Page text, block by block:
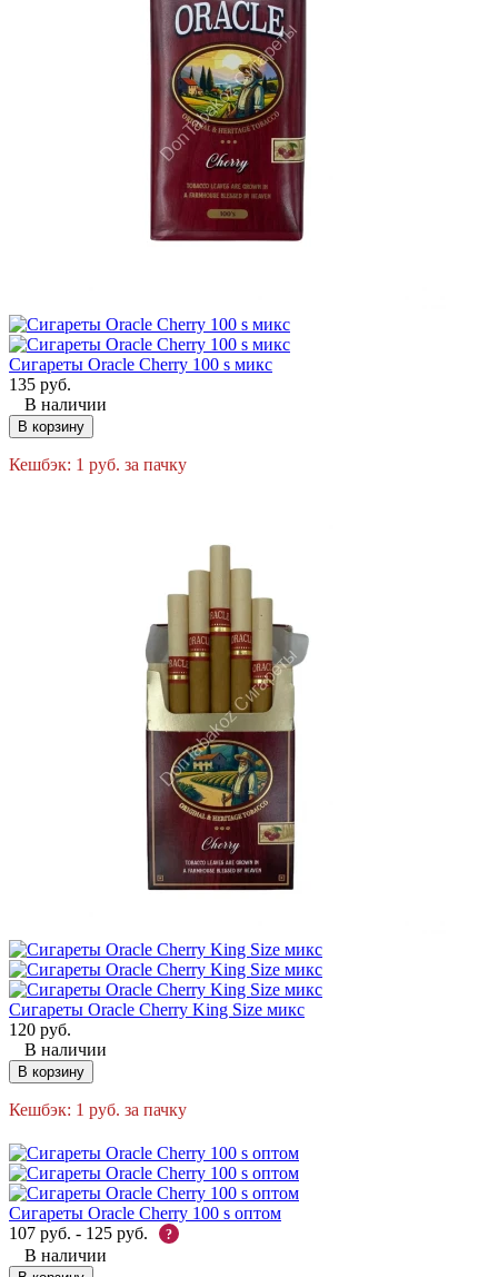
Сигареты Oracle Cherry 100 s микс
135 руб.
В наличии
В корзину
Кешбэк: 1 руб. за пачку
Сигареты Oracle Cherry King Size микс
120 руб.
В наличии
В корзину
Кешбэк: 1 руб. за пачку
Сигареты Oracle Cherry 100 s оптом
107 руб. - 125 руб. ?
В наличии